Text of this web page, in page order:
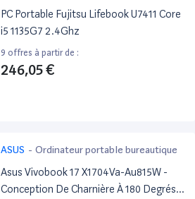
PC Portable Fujitsu Lifebook U7411 Core
i5 1135G7 2.4Ghz
9 offres à partir de :
246,05 €
ASUS - Ordinateur portable bureautique
Asus Vivobook 17 X1704Va-Au815W -
Conception De Charnière À 180 Degrés -